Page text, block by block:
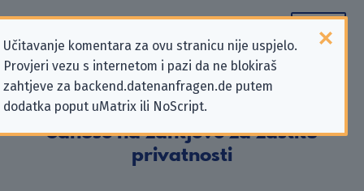
Učitavanje komentara za ovu stranicu nije uspjelo.
Provjeri vezu s internetom i pazi da ne blokiraš
zahtjeve za backend.datenanfragen.de putem
dodatka poput uMatrix ili NoScript.
Podaci kontakta „CHECK24
Vergleichsportal GmbH” koji se
odnose na zahtjeve za zaštitu
privatnosti